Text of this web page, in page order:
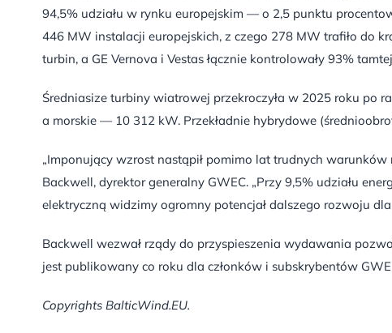
94,5% udziału w rynku europejskim — o 2,5 punktu
446 MW instalacji europejskich, z czego 278 MW trafiło do
turbin, a GE Vernova i Vestas łącznie kontrolowały 93%
Średniasize turbiny wiatrowej przekroczyła w 2025 roku po
a morskie — 10 312 kW. Przekładnie hybrydowe
„Imponujący wzrost nastąpił pomimo lat trudnych
Backwell, dyrektor generalny GWEC. „Przy 9,5% udziału
elektryczną widzimy ogromny potencjał dalszego rozwoju
Backwell wezwał rządy do przyspieszenia wydawania
jest publikowany co roku dla członków i subskrybentów
Copyrights BalticWind.EU.